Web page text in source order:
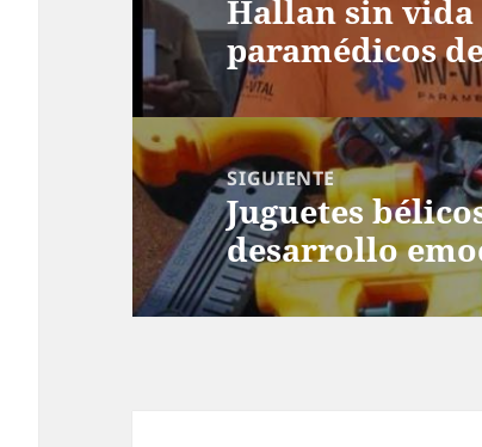
entradasEntrada
anterior:
Hallan sin vida
paramédicos
SIGUIENTE
Siguiente
entrada:
Juguetes
desarrollo